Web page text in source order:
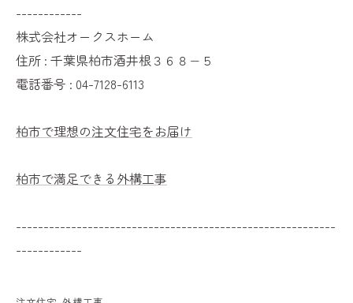
------------
株式会社オークスホーム
住所 : 千葉県柏市酒井根３６８−５
電話番号 : 04-7128-6113
柏市で理想の注文住宅をお届け
柏市で満足できる外構工事
----------------------------------------------------------
------------